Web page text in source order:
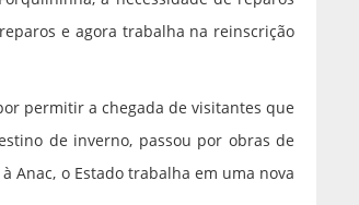
e agora trabalha na reinscrição
permitir a chegada de visitantes que
de inverno, passou por obras de
Anac, o Estado trabalha em uma nova